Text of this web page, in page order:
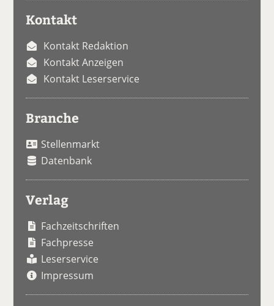
Kontakt
Kontakt Redaktion
Kontakt Anzeigen
Kontakt Leserservice
Branche
Stellenmarkt
Datenbank
Verlag
Fachzeitschriften
Fachpresse
Leserservice
Impressum